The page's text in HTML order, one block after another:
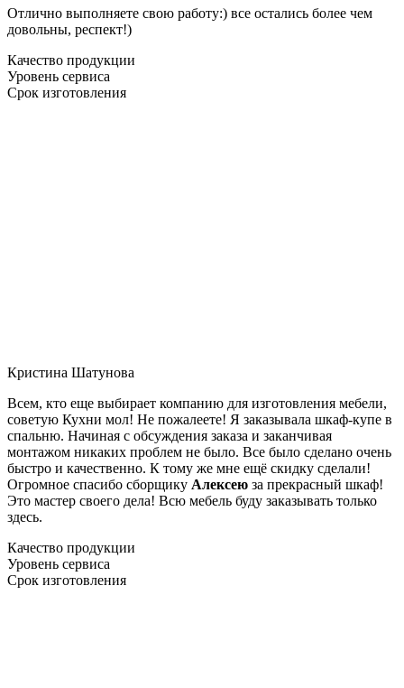
Отлично выполняете свою работу:) все остались более чем
довольны, респект!)
Качество продукции
Уровень сервиса
Срок изготовления
Кристина Шатунова
Всем, кто еще выбирает компанию для изготовления мебели,
советую Кухни мол! Не пожалеете! Я заказывала шкаф-купе в
спальню. Начиная с обсуждения заказа и заканчивая
монтажом никаких проблем не было. Все было сделано очень
быстро и качественно. К тому же мне ещё скидку сделали!
Огромное спасибо сборщику Алексею за прекрасный шкаф!
Это мастер своего дела! Всю мебель буду заказывать только
здесь.
Качество продукции
Уровень сервиса
Срок изготовления